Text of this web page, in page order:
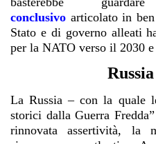
conclusivo articolato in
Stato e di governo alleati
per la NATO verso il 2030
La Russia – con la quale
storici dalla Guerra
rinnovata assertività, la